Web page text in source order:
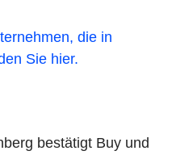
die in
Sie hier.
bestätigt Buy und